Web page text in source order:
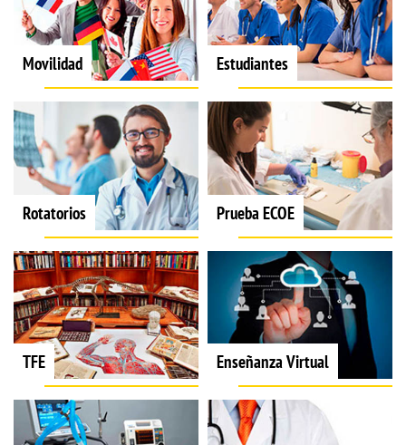
Movilidad Estudiantes
Rotatorios Prueba ECOE
TFE Enseñanza Virtual